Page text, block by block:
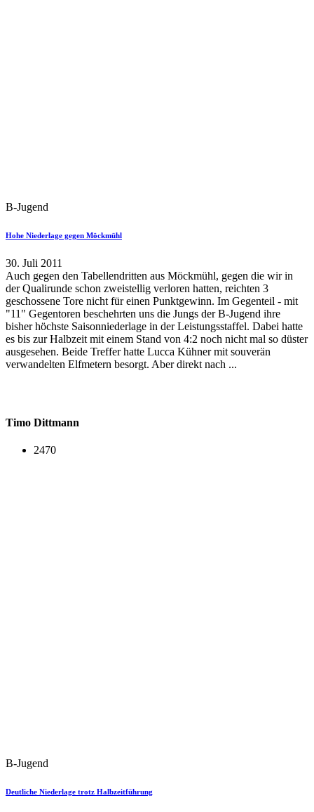
B-Jugend
Hohe Niederlage gegen Möckmühl
30. Juli 2011
Auch gegen den Tabellendritten aus Möckmühl, gegen die wir in
der Qualirunde schon zweistellig verloren hatten, reichten 3
geschossene Tore nicht für einen Punktgewinn. Im Gegenteil - mit
"11" Gegentoren beschehrten uns die Jungs der B-Jugend ihre
bisher höchste Saisonniederlage in der Leistungsstaffel. Dabei hatte
es bis zur Halbzeit mit einem Stand von 4:2 noch nicht mal so düster
ausgesehen. Beide Treffer hatte Lucca Kühner mit souverän
verwandelten Elfmetern besorgt. Aber direkt nach ...
Timo Dittmann
2470
B-Jugend
Deutliche Niederlage trotz Halbzeitführung